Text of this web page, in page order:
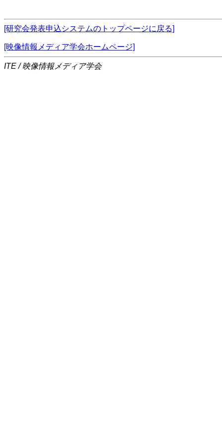
[研究会発表申込システムのトップページに戻る]
[映像情報メディア学会ホームページ]
ITE / 映像情報メディア学会